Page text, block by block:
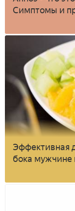
Симптомы и
Эффективная
бока